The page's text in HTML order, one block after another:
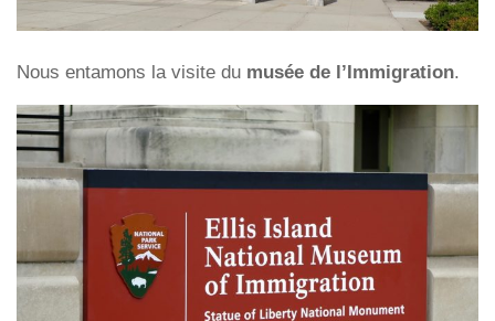
Nous entamons la visite du musée de l’Immigration.